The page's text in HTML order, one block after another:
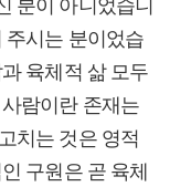
주시는 분이었습
육체적 삶 모두
람이란 존재는
치는 것은 영적
구원은 곧 육체